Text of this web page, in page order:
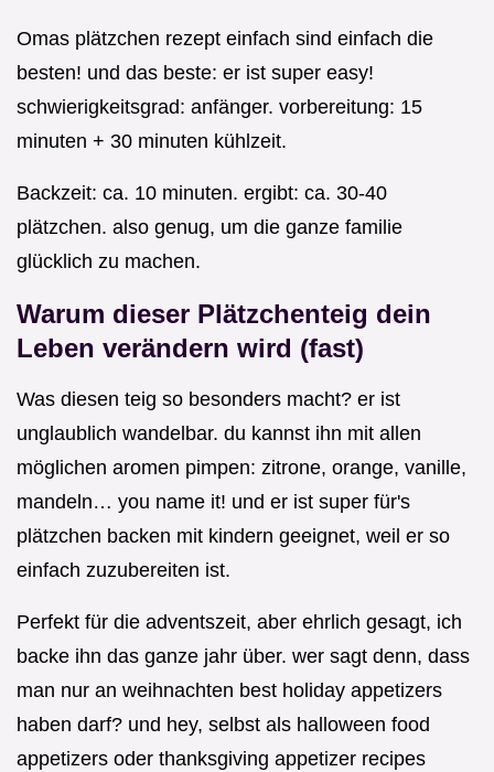
Omas plätzchen rezept einfach sind einfach die
besten! und das beste: er ist super easy!
schwierigkeitsgrad: anfänger. vorbereitung: 15
minuten + 30 minuten kühlzeit.
Backzeit: ca. 10 minuten. ergibt: ca. 30-40
plätzchen. also genug, um die ganze familie
glücklich zu machen.
Warum dieser Plätzchenteig dein
Leben verändern wird (fast)
Was diesen teig so besonders macht? er ist
unglaublich wandelbar. du kannst ihn mit allen
möglichen aromen pimpen: zitrone, orange, vanille,
mandeln… you name it! und er ist super für's
plätzchen backen mit kindern geeignet, weil er so
einfach zuzubereiten ist.
Perfekt für die adventszeit, aber ehrlich gesagt, ich
backe ihn das ganze jahr über. wer sagt denn, dass
man nur an weihnachten best holiday appetizers
haben darf? und hey, selbst als halloween food
appetizers oder thanksgiving appetizer recipes